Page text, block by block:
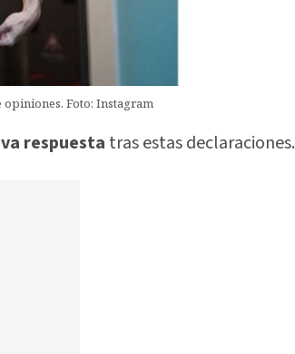
opiniones. Foto: Instagram
respuesta tras estas declaraciones.